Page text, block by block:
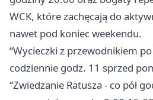
WCK, które zachęcają do
nawet pod koniec weekendu.
“Wycieczki z przewodnikiem
codziennie godz. 11 sprzed
“Zwiedzanie Ratusza - co pół